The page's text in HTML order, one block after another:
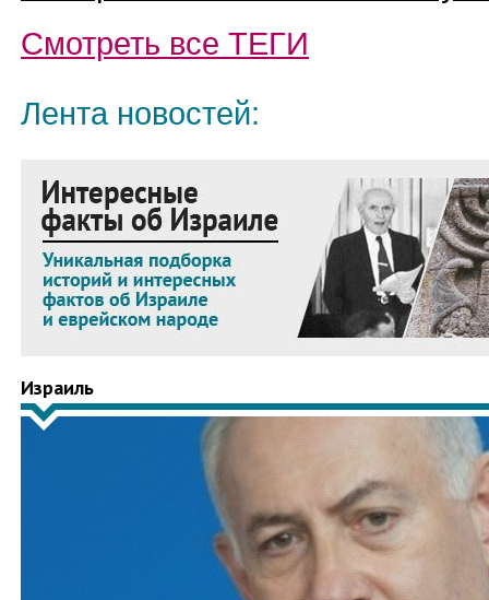
Смотреть все ТЕГИ
Лента новостей:
Израиль